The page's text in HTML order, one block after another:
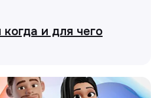
и для чего